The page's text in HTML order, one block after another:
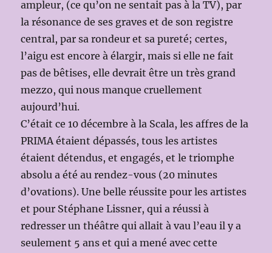
ampleur, (ce qu’on ne sentait pas à la TV), par
la résonance de ses graves et de son registre
central, par sa rondeur et sa pureté; certes,
l’aigu est encore à élargir, mais si elle ne fait
pas de bêtises, elle devrait être un très grand
mezzo, qui nous manque cruellement
aujourd’hui.
C’était ce 10 décembre à la Scala, les affres de la
PRIMA étaient dépassés, tous les artistes
étaient détendus, et engagés, et le triomphe
absolu a été au rendez-vous (20 minutes
d’ovations). Une belle réussite pour les artistes
et pour Stéphane Lissner, qui a réussi à
redresser un théâtre qui allait à vau l’eau il y a
seulement 5 ans et qui a mené avec cette